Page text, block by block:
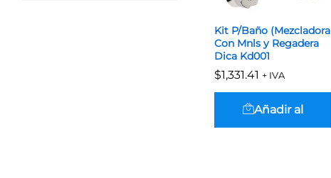
Kit P/Baño (Mezcladora
Con Mnls y Regadera
Dica Kd001
$1,331.41 + IVA
$1,331.41
Añadir al